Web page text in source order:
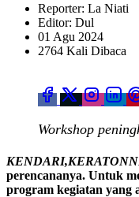
Reporter: La Niati
Editor: Dul
01 Agu 2024
2764 Kali Dibaca
Workshop
perencananya. Untuk
program kegiatan yang